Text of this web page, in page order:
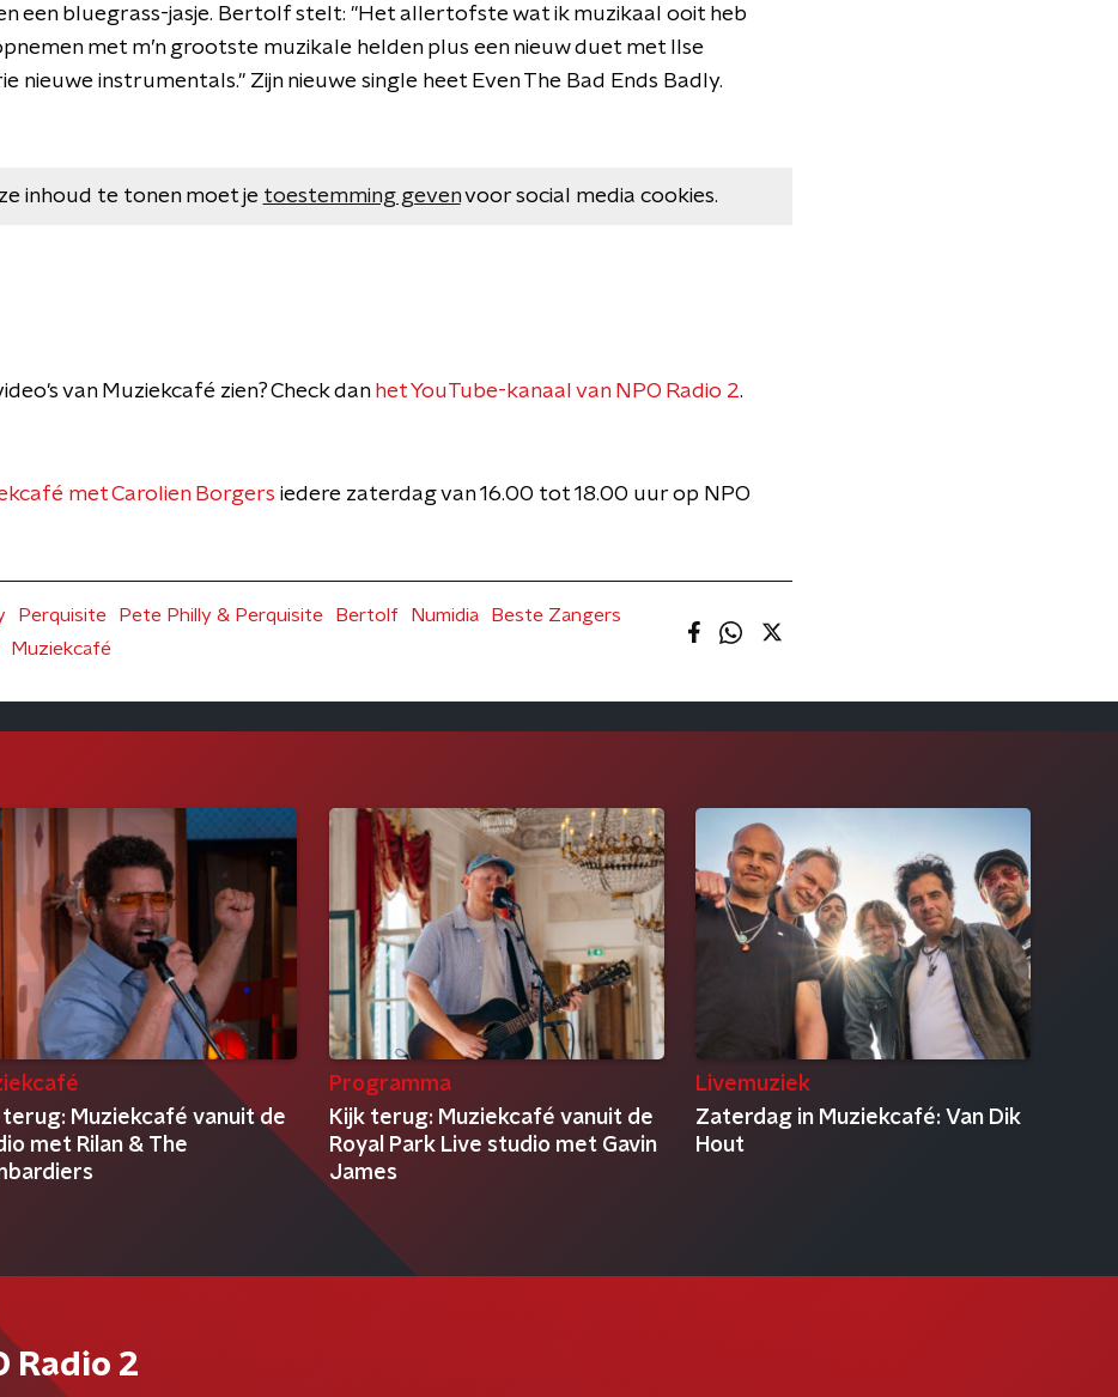
een bluegrass-jasje. Bertolf stelt: "Het allertofste wat ik muzikaal ooit heb
met m’n grootste muzikale helden plus een nieuw duet met Ilse
nieuwe instrumentals." Zijn nieuwe single heet Even The Bad Ends Badly.
inhoud te tonen moet je toestemming gevenvoor social media cookies.
van Muziekcafé zien? Check dan het YouTube-kanaal van NPO Radio 2.
met Carolien Borgers iedere zaterdag van 16.00 tot 18.00 uur op NPO
Perquisite Pete Philly & Perquisite Bertolf Numidia
Beste Zangers
Muziekcafé
terug: Muziekcafé vanuit de
met Rilan & The
Programma
Kijk terug: Muziekcafé vanuit de
Royal Park Live studio met Gavin
James
Livemuziek
Zaterdag in Muziekcafé: Van Dik
Hout
Radio 2